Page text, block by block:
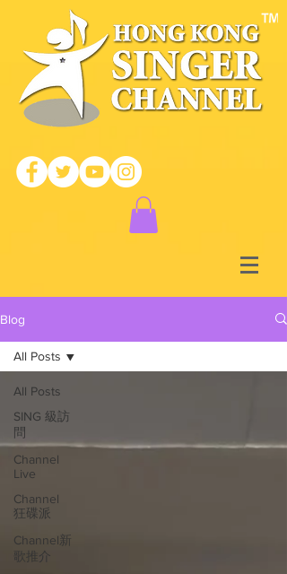
Blog
All Posts
SING 級訪
問
Channel
Live
Channel
狂碟派
Channel新
歌推介
All Posts